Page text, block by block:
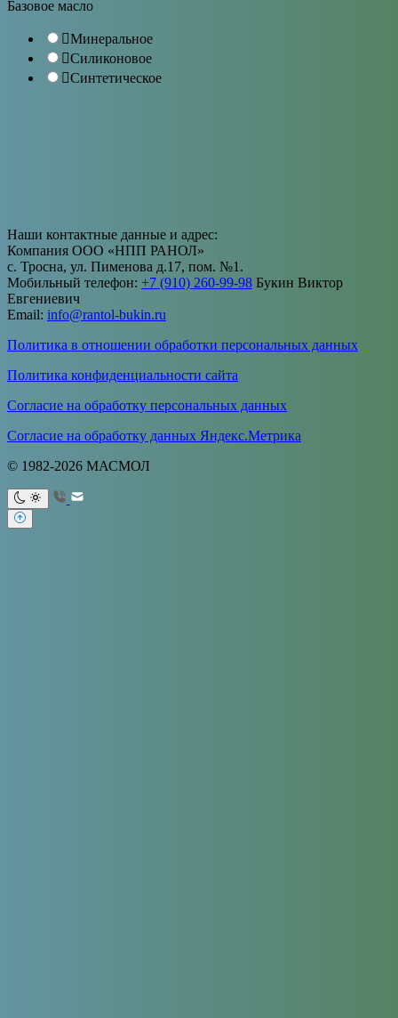
Базовое масло
Минеральное
Силиконовое
Синтетическое
Наши контактные данные и адрес:
Компания ООО «НПП РАНОЛ»
с. Тросна, ул. Пименова д.17, пом. №1.
Мобильный телефон: +7 (910) 260-99-98 Букин Виктор
Евгениевич
Email: info@rantol-bukin.ru
Политика в отношении обработки персональных данных
Политика конфиденциальности сайта
Согласие на обработку персональных данных
Согласие на обработку данных Яндекс.Метрика
© 1982-2026 МАСМОЛ